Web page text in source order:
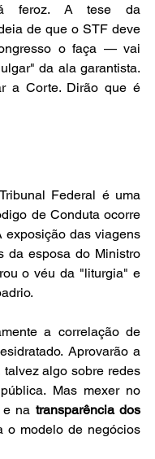
feroz. A tese da
de que o STF deve
o faça — vai
da ala garantista.
a Corte. Dirão que é
Federal é uma
de Conduta ocorre
exposição das viagens
da esposa do Ministro
o véu da "liturgia" e
a correlação de
Aprovarão a
algo sobre redes
na transparência dos
o modelo de negócios